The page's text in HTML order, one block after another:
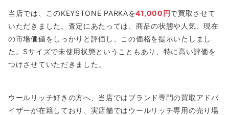
当店では、このKEYSTONE PARKAを41,000円で買取させて
いただきました。査定にあたっては、商品の状態や人気、現在
の市場価値をしっかりと評価し、この価格を提示いたしまし
た。Sサイズで未使用状態ということもあり、特に高い評価を
つけさせていただきました。
ウールリッチ好きの方へ、当店ではブランド専門の買取アドバ
イザーが在籍しており、実店舗ではウールリッチ専用の売り場